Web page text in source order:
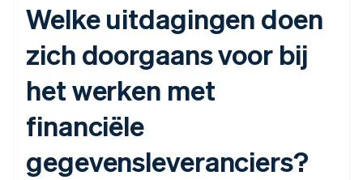
Welke uitdagingen doen
zich doorgaans voor bij
het werken met
financiële
gegevensleveranciers?